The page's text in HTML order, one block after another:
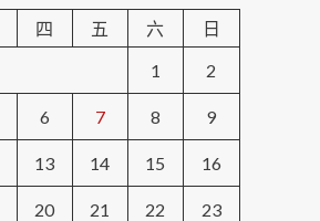
四 五 六
日
1
2
6 7 8 9
13 14 15 16
20 21 22 23